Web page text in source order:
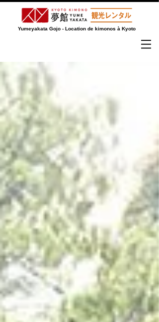
Yumeyakata Gojo - Location de kimonos à Kyoto